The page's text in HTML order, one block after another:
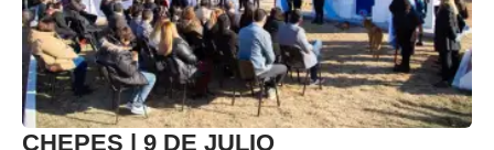
CHEPES | 9 DE JULIO